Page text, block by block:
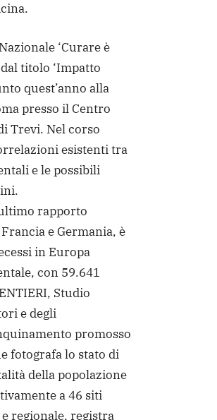
‘Curare è
titolo ‘Impatto
quest’anno alla
presso il Centro
Trevi. Nel corso
esistenti tra
e le possibili
rapporto
e Germania, è
in Europa
con 59.641
Studio
e degli
promosso
fotografa lo stato di
della popolazione
a 46 siti
regionale, registra